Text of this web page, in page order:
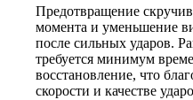
Предотвращение
момента и уменьшение
после сильных ударов.
требуется минимум
восстановление, что
скорости и качестве